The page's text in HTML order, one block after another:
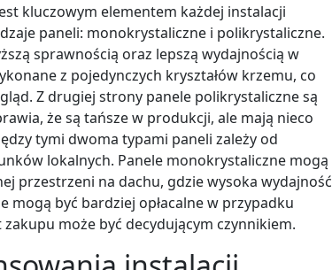
kluczowym elementem każdej instalacji
paneli: monokrystaliczne i polikrystaliczne.
sprawnością oraz lepszą wydajnością w
z pojedynczych kryształów krzemu, co
Z drugiej strony panele polikrystaliczne są
że są tańsze w produkcji, ale mają nieco
tymi dwoma typami paneli zależy od
lokalnych. Panele monokrystaliczne mogą
przestrzeni na dachu, gdzie wysoka wydajność
być bardziej opłacalne w przypadku
może być decydującym czynnikiem.